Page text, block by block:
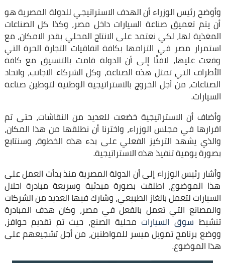
وأوضح رئيس الوزراء أن الهدف الاستراتيجي للدولة المصرية هو
أن يتم تعميق صناعة السيارات داخل مصر، وكذا كل الصناعات
المغذية لها، لكي نعتمد على الانتاج المحلي بقدر الامكان، مع
استمرار مصر في التزامها بكافة اتفاقيات التجارة الحرة التي
وقعت عليها، لافتًا إلى أن الدولة قامت بالتنسيق مع كافة
الأطراف التي تمثل هذه الصناعة، وكل الشركاء الاجانب، واتحاد
الصناعات، من أجل الخروج بالاستراتيجية الوطنية لتوطين صناعة
السيارات.
وأضاف أن الاستراتيجية خضعت للعديد من النقاشات، حتى تم
اقرارها في مجلس الوزراء، واخترنا أن نطلقها من هذا المكان،
والذي يشهد التركيز الفعلي على بدء هذه الخطوة، وسنتابع
بصورة يومية تنفيذ هذه الاستراتيجية.
وأشار رئيس الوزراء إلى أن الدولة المصرية منذ بدأت العمل على
هذا الموضوع، اطلقت بصورة مبدئية وسريعة مبادرة احلال
السيارات لتعمل بالغاز الطبيعي، وشارك فيها العديد من الشركات
والمصانع التي تعمل بالفعل في مصر، وكان هدف المبادرة
تنشيط سوق السيارات محلية الصنع، حيث تم تقديم حوافز،
ووضع برنامج تمويل ميسر للمواطنين، من أجل تشجيعهم على
هذا الموضوع.